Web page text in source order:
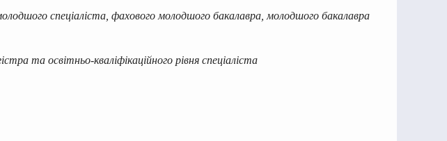
спеціаліста, фахового молодшого бакалавра, молодшого бакалавра
та освітньо-кваліфікаційного рівня спеціаліста